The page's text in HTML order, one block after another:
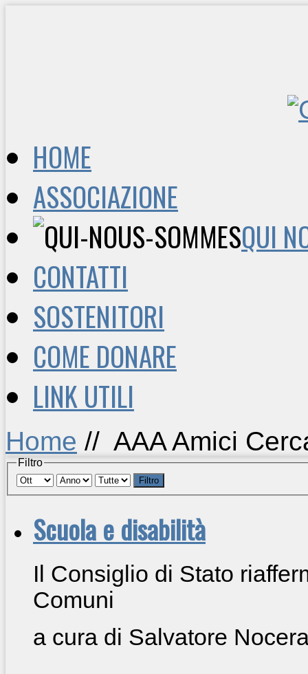
HOME
ASSOCIAZIONE
QUI
CONTATTI
SOSTENITORI
COME DONARE
LINK UTILI
Home // AAA Amici
Filtro
Filtro
Scuola e disabilità
Il Consiglio di Stato
Comuni
a cura di Salvatore